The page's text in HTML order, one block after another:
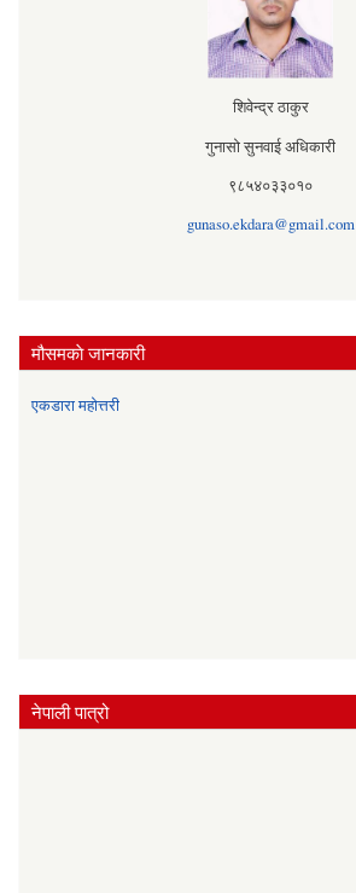
शिवेन्द्र ठाकुर
गुनासो सुनवाई अधिकारी
९८५४०३३०१०
gunaso.ekdara@gmail.com
मौसमकाे जानकारी
एकडारा महोत्तरी
नेपाली पात्रो